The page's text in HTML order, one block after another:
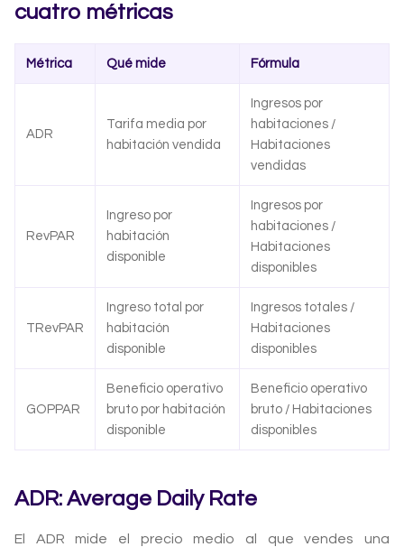
cuatro métricas
Métrica Qué mide Fórmula
ADR
Tarifa media por
habitación vendida
Ingresos por
habitaciones /
Habitaciones
vendidas
RevPAR
Ingreso por
habitación
disponible
Ingresos por
habitaciones /
Habitaciones
disponibles
TRevPAR
Ingreso total por
habitación
disponible
Ingresos totales /
Habitaciones
disponibles
GOPPAR
Beneficio operativo
bruto por habitación
disponible
Beneficio operativo
bruto / Habitaciones
disponibles
ADR: Average Daily Rate
El ADR mide el precio medio al que vendes una